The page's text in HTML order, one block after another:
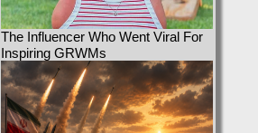
The Influencer Who Went Viral For
Inspiring GRWMs